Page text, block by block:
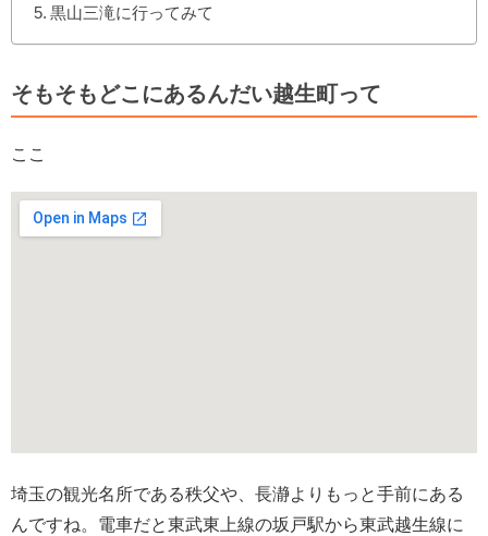
黒山三滝に行ってみて
そもそもどこにあるんだい越生町って
ここ
埼玉の観光名所である秩父や、長瀞よりもっと手前にある
んですね。電車だと東武東上線の坂戸駅から東武越生線に